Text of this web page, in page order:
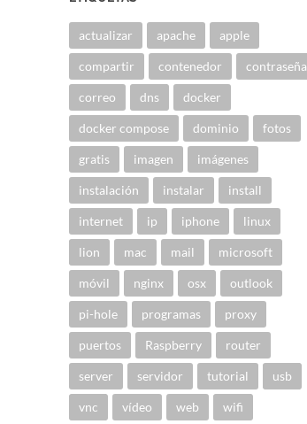
actualizar apache apple
compartir contenedor contraseña
correo dns docker
docker compose dominio fotos
gratis imagen imágenes
instalación instalar install
internet ip iphone linux
lion mac mail microsoft
móvil nginx osx outlook
pi-hole programas proxy
puertos Raspberry router
server servidor tutorial usb
vnc vídeo web wifi